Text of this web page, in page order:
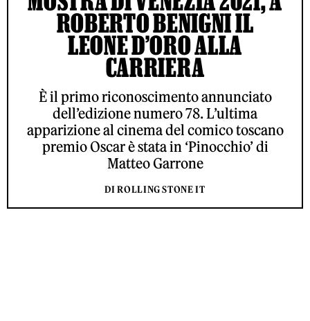
ROBERTO BENIGNI IL
LEONE D’ORO ALLA
CARRIERA
È il primo riconoscimento annunciato
dell’edizione numero 78. L’ultima
apparizione al cinema del comico toscano
premio Oscar è stata in ‘Pinocchio’ di
Matteo Garrone
DI ROLLING STONE IT